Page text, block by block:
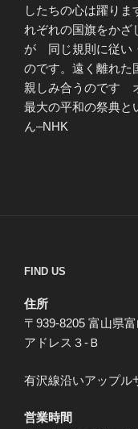
したちの心は躍り
れぞれの国旗をかざ
が 同じ規則に従い
のです。遠く離れた
親しみ合うのです
最大の平和の祭典
ん–NHK
FIND US
住所
〒939-8205 富山県
アドレス３-Ｂ
有沢線沿いアップル
営業時間